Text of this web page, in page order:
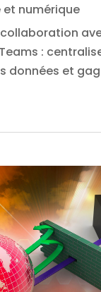
numérique
:
données et